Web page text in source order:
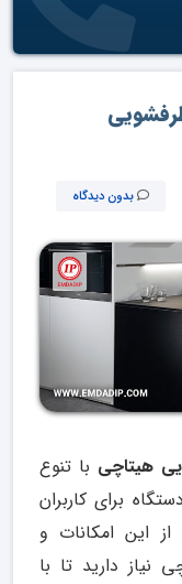
بدون دیدگاه
هیتاچی با تنوع
برای کاربران
این امکانات و
نیاز دارید تا با